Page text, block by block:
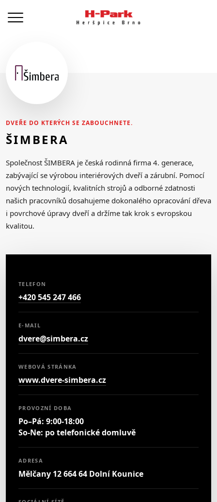
DVEŘE DO KTERÝCH SE ZABOUCHNETE.
ŠIMBERA
Společnost ŠIMBERA je česká rodinná firma 4. generace,
zabývající se výrobou interiérových dveří a zárubní. Pomocí
nových technologií, kvalitních strojů a odborné zdatnosti
našich pracovníků dosahujeme dokonalého opracování dřeva
i povrchové úpravy dveří a držíme tak krok s evropskou
kvalitou.
TELEFON
+420 545 247 466
E-MAIL
dvere@simbera.cz
WEBOVÁ STRÁNKA
www.dvere-simbera.cz
PROVOZNÍ DOBA
Po–Pá: 9:00-18:00
So-Ne: po telefonické domluvě
ADRESA
Mělčany 12 664 64 Dolní Kounice